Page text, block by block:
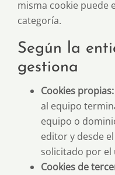
misma cookie puede
categoría.
Según la
gestiona
Cookies propias:
al equipo
equipo o
editor y desde
solicitado por el
Cookies de